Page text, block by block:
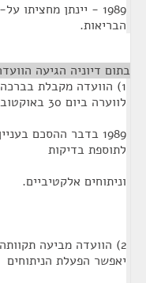
1989 - יינתן
הבריאות.
בתום דיוניה הגיעה
1) הוועדה מקבלת
לווערה ביום 30 באוקטובר
1989 בדבר ההסכם
לתוספת בדיקות
וניתוחים אלקטיביים.
2) הוועדה מביעה
יאפשר הפעלת הניתוחים